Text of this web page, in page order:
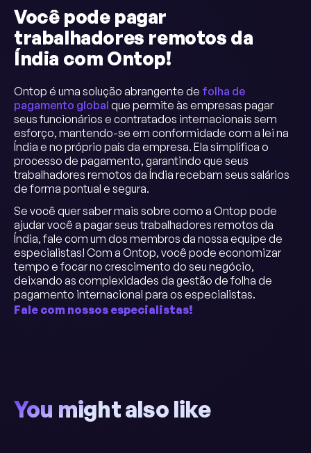
Você pode pagar
trabalhadores remotos da
Índia com Ontop!
Ontop é uma solução abrangente de folha de
pagamento global que permite às empresas pagar
seus funcionários e contratados internacionais sem
esforço, mantendo-se em conformidade com a lei na
Índia e no próprio país da empresa. Ela simplifica o
processo de pagamento, garantindo que seus
trabalhadores remotos da Índia recebam seus salários
de forma pontual e segura.
Se você quer saber mais sobre como a Ontop pode
ajudar você a pagar seus trabalhadores remotos da
Índia, fale com um dos membros da nossa equipe de
especialistas! Com a Ontop, você pode economizar
tempo e focar no crescimento do seu negócio,
deixando as complexidades da gestão de folha de
pagamento internacional para os especialistas.
Fale com nossos especialistas!
You might also like